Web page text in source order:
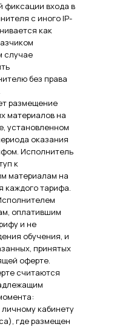
фиксации входа в
с иного IP-
как
случае
без права
размещение
материалов на
установленном
оказания
Исполнитель
к
материалам на
каждого тарифа.
оплатившим
и не
обучения, и
принятых
оферте.
считаются
кабинету
где размещен